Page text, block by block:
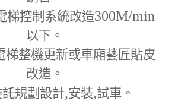
梯控制系統改造300M/min
以下。
梯整機更新或車廂藝匠貼皮
改造。
託規劃設計,安裝,試車。